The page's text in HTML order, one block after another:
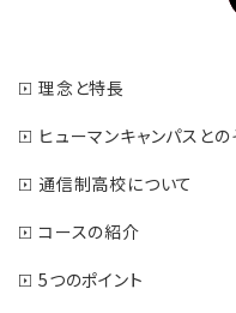
理念と特長
ヒューマンキャンパスと
通信制高校について
コースの紹介
5つのポイント